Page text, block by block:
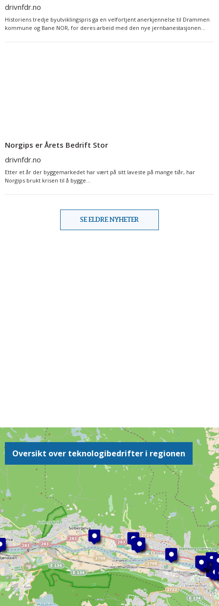
drivnfdr.no
Historiens tredje byutviklingspris ga en velfortjent anerkjennelse til Drammen
kommune og Bane NOR, for deres arbeid med den nye jernbanestasjonen...
Norgips er Årets Bedrift Stor
drivnfdr.no
Etter et år der byggemarkedet har vært på sitt laveste på mange tiår, har
Norgips brukt krisen til å bygge...
SE ELDRE NYHETER
Oversikt over teknologibedrifter i regionen